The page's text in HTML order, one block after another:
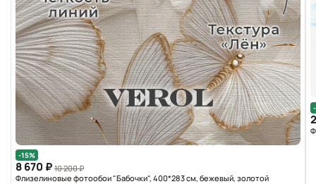
-15%
8 670 ₽ 10 200 ₽
Флизелиновые фотообои "Бабочки", 400*283 см, бежевый, золотой